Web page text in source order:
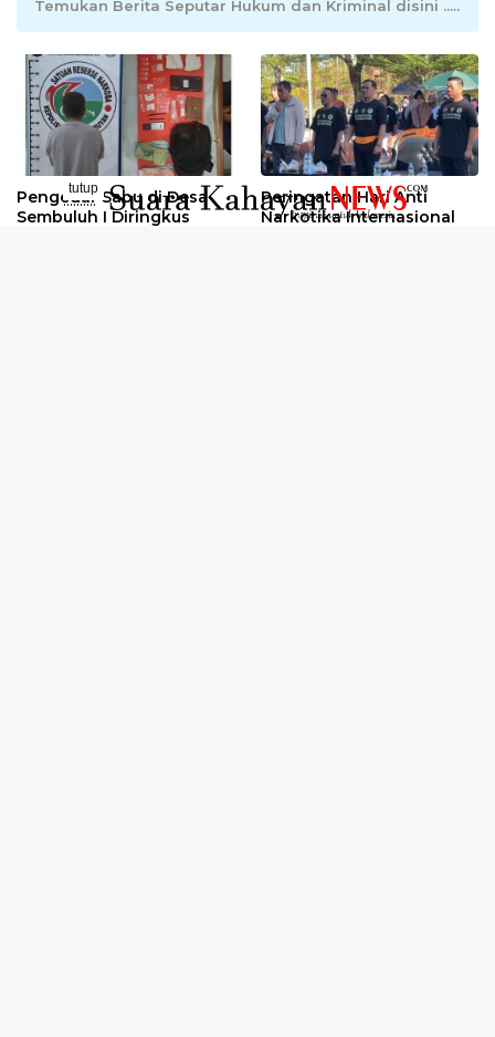
Temukan Berita Seputar Hukum dan Kriminal disini .....
Pengedar Sabu di Desa
Sembuluh I Diringkus
Peringatan Hari Anti
Narkotika Internasional
tutup
..........